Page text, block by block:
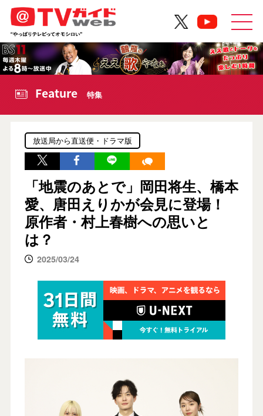
Feature 特集
放送局から直送便・ドラマ版
「地震のあとで」岡田将生、橋本
愛、唐田えりかが会見に登場！
原作者・村上春樹への思いと
は？
2025/03/24